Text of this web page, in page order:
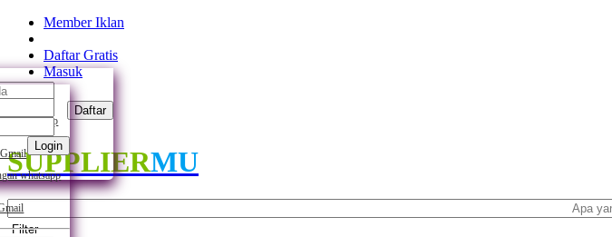
Member Iklan
Daftar Gratis
Daftar
whatsapp
Masuk
Login
whatsapp
SUPPLIERMU
Filter